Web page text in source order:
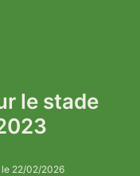
le stade
22/02/2026